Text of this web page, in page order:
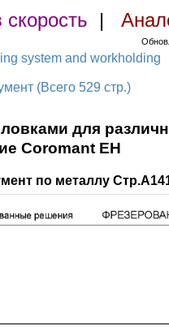
|
system and workholding
(Всего 529 стр.)
для
Coromant EH
по металлу